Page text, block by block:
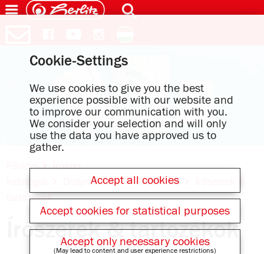
Főoldal
Írószer
Dizájnszériák GREENline
tartozékok
Írószerek & tartozékok
Cookie-Settings
We use cookies to give you the best
experience possible with our website and
to improve our communication with you.
We consider your selection and will only
use the data you have approved us to
gather.
Accept all cookies
Accept cookies for statistical purposes
Accept only necessary cookies
(May lead to content and user experience restrictions)